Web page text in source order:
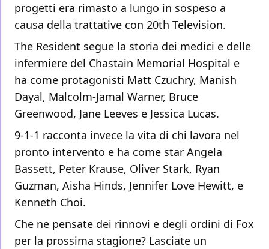
progetti era rimasto a lungo in sospeso a
causa della trattative con 20th Television.
The Resident segue la storia dei medici e delle
infermiere del Chastain Memorial Hospital e
ha come protagonisti Matt Czuchry, Manish
Dayal, Malcolm-Jamal Warner, Bruce
Greenwood, Jane Leeves e Jessica Lucas.
9-1-1 racconta invece la vita di chi lavora nel
pronto intervento e ha come star Angela
Bassett, Peter Krause, Oliver Stark, Ryan
Guzman, Aisha Hinds, Jennifer Love Hewitt, e
Kenneth Choi.
Che ne pensate dei rinnovi e degli ordini di Fox
per la prossima stagione? Lasciate un